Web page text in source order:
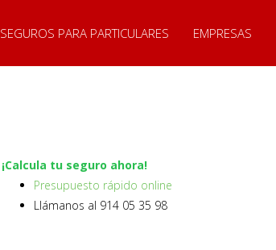
SEGUROS PARA PARTICULARES EMPRESAS
¡Calcula tu seguro ahora!
Presupuesto rápido online
Llámanos al 914 05 35 98